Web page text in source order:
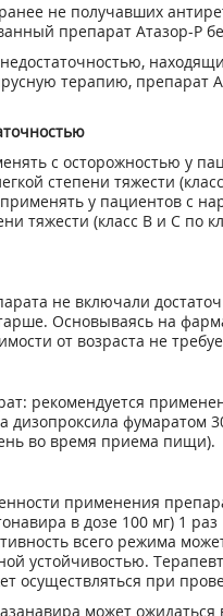
не получавших
препарат Атазор-Р
терапию, препарат
с осторожностью у
степени тяжести
у пациентов с
тяжести (класс В и С по
не включали
Основываясь на
от возраста не
рекомендуется
дизопроксила фумаратом
во время приема пищи).
применения
в дозе 100 мг) 1
всего режима
устойчивостью.
осуществляться при
может ожидаться